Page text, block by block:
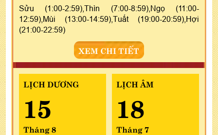
Sửu (1:00-2:59),Thìn (7:00-8:59),Ngọ (11:00-
12:59),Mùi (13:00-14:59),Tuất (19:00-20:59),Hợi
(21:00-22:59)
XEM CHI TIẾT
LỊCH DƯƠNG
15
Tháng 8
LỊCH ÂM
18
Tháng 7